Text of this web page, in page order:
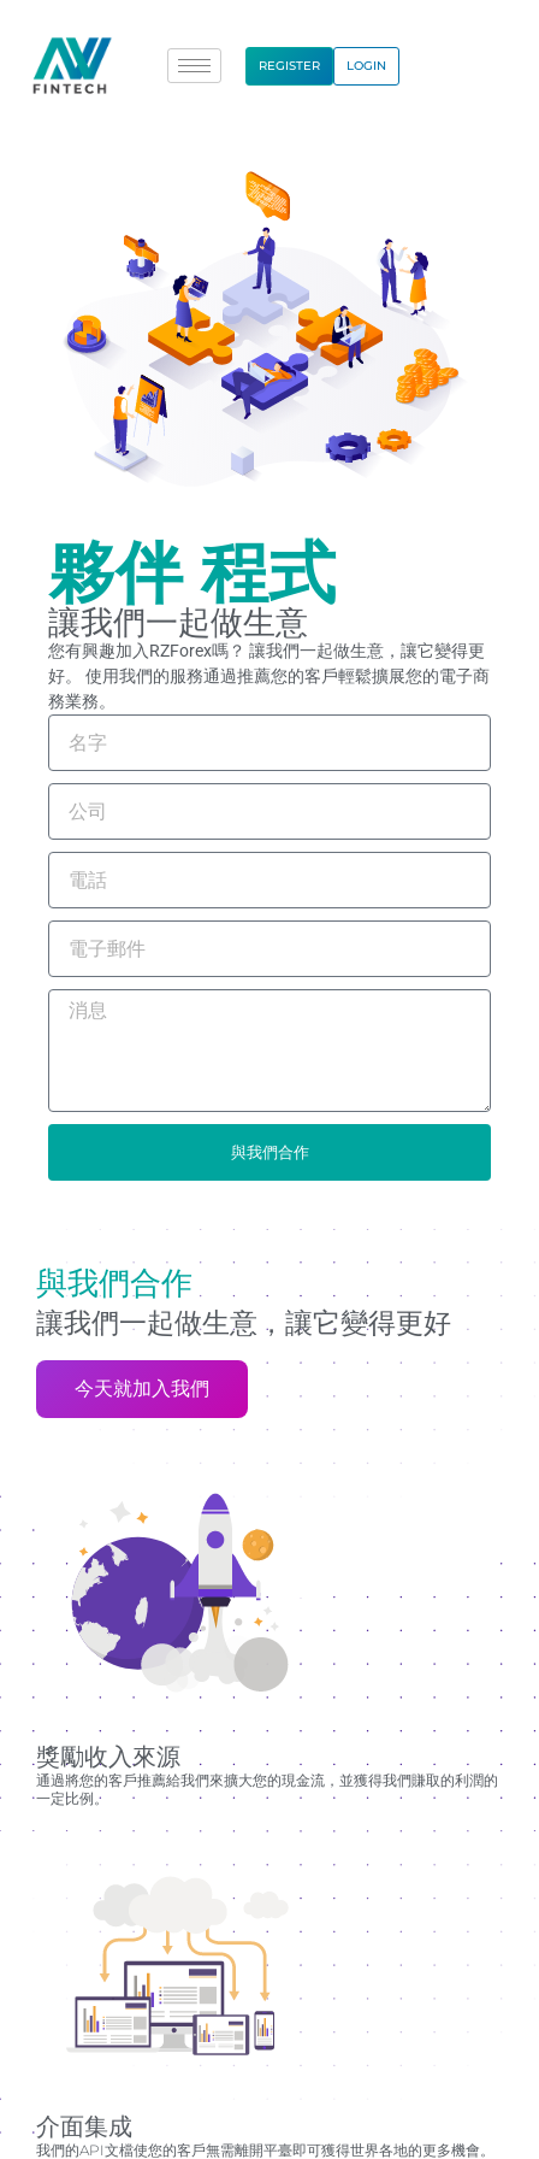
REGISTER LOGIN
夥伴 程式
讓我們一起做生意
您有興趣加入RZForex嗎？ 讓我們一起做生意，讓它變得更
好。 使用我們的服務通過推薦您的客戶輕鬆擴展您的電子商
務業務。
與我們合作
與我們合作
讓我們一起做生意，讓它變得更好
今天就加入我們
獎勵收入來源
通過將您的客戶推薦給我們來擴大您的現金流，並獲得我們賺取的利潤的
一定比例。
介面集成
我們的API文檔使您的客戶無需離開平臺即可獲得世界各地的更多機會。